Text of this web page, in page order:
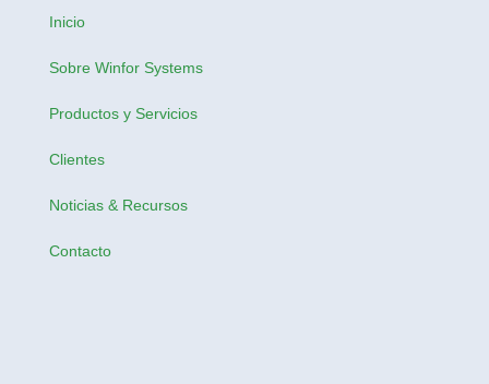
Inicio
Sobre Winfor Systems
Productos y Servicios
Clientes
Noticias & Recursos
Contacto